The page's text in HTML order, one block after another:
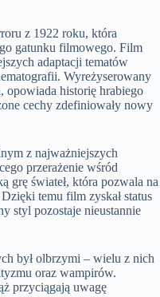
z 1922 roku, która
gatunku filmowego. Film
adaptacji tematów
Wyreżyserowany
, opowiada historię hrabiego
cechy zdefiniowały nowy
z najważniejszych
przerażenie wśród
grę świateł, która pozwala na
temu film zyskał status
styl pozostaje nieustannie
był olbrzymi – wielu z nich
oraz wampirów.
przyciągają uwagę